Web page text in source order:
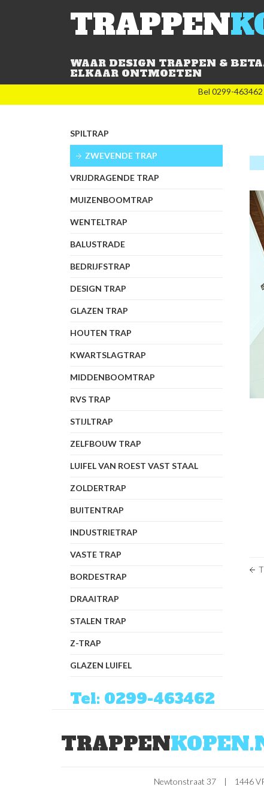
TRAPPEN
WAAR DESIGN TRAPPEN &
ELKAAR ONTMOETEN
Bel 0299-
SPILTRAP
ZWEVENDE TRAP
VRIJDRAGENDE TRAP
MUIZENBOOMTRAP
WENTELTRAP
BALUSTRADE
BEDRIJFSTRAP
DESIGN TRAP
GLAZEN TRAP
HOUTEN TRAP
KWARTSLAGTRAP
MIDDENBOOMTRAP
RVS TRAP
STIJLTRAP
ZELFBOUW TRAP
LUIFEL VAN ROEST VAST STAAL
ZOLDERTRAP
BUITENTRAP
INDUSTRIETRAP
VASTE TRAP
BORDESTRAP
DRAAITRAP
STALEN TRAP
Z-TRAP
GLAZEN LUIFEL
Tel: 0299-463462
TRAPPEN
Newtonstraat 37 | 1446